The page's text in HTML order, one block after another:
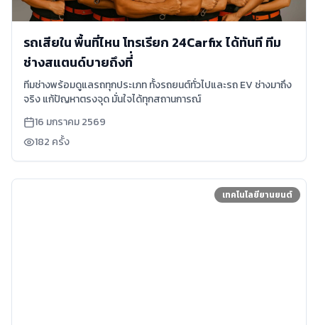
รถเสียใน พื้นที่ไหน โทรเรียก 24Carfix ได้ทันที ทีม
ช่างสแตนด์บายถึงที่่
ทีมช่างพร้อมดูแลรถทุกประเภท ทั้งรถยนต์ทั่วไปและรถ EV ช่างมาถึง
จริง แก้ปัญหาตรงจุด มั่นใจได้ทุกสถานการณ์
16 มกราคม 2569
182 ครั้ง
เทคโนโลยียานยนต์